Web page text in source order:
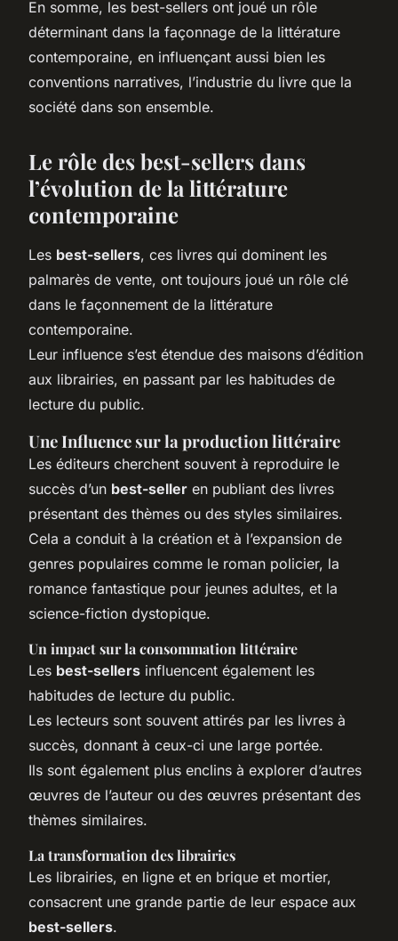
En somme, les best-sellers ont joué un rôle
déterminant dans la façonnage de la littérature
contemporaine, en influençant aussi bien les
conventions narratives, l’industrie du livre que la
société dans son ensemble.
Le rôle des best-sellers dans
l’évolution de la littérature
contemporaine
Les best-sellers, ces livres qui dominent les
palmarès de vente, ont toujours joué un rôle clé
dans le façonnement de la littérature
contemporaine.
Leur influence s’est étendue des maisons d’édition
aux librairies, en passant par les habitudes de
lecture du public.
Une Influence sur la production littéraire
Les éditeurs cherchent souvent à reproduire le
succès d’un best-seller en publiant des livres
présentant des thèmes ou des styles similaires.
Cela a conduit à la création et à l’expansion de
genres populaires comme le roman policier, la
romance fantastique pour jeunes adultes, et la
science-fiction dystopique.
Un impact sur la consommation littéraire
Les best-sellers influencent également les
habitudes de lecture du public.
Les lecteurs sont souvent attirés par les livres à
succès, donnant à ceux-ci une large portée.
Ils sont également plus enclins à explorer d’autres
œuvres de l’auteur ou des œuvres présentant des
thèmes similaires.
La transformation des librairies
Les librairies, en ligne et en brique et mortier,
consacrent une grande partie de leur espace aux
best-sellers.